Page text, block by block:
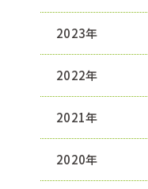
2023年
2022年
2021年
2020年